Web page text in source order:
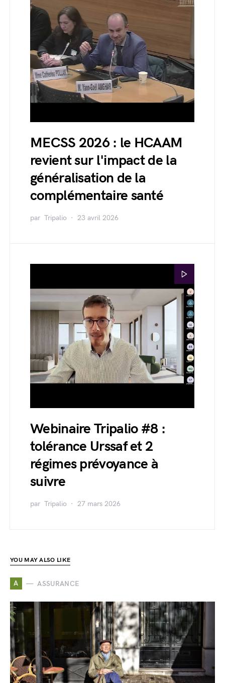
MECSS 2026 : le HCAAM
revient sur l'impact de la
généralisation de la
complémentaire santé
par Tripalio 23 avril 2026
Webinaire Tripalio #8 :
tolérance Urssaf et 2
régimes prévoyance à
suivre
par Tripalio 27 mars 2026
YOU MAY ALSO LIKE
A ASSURANCE